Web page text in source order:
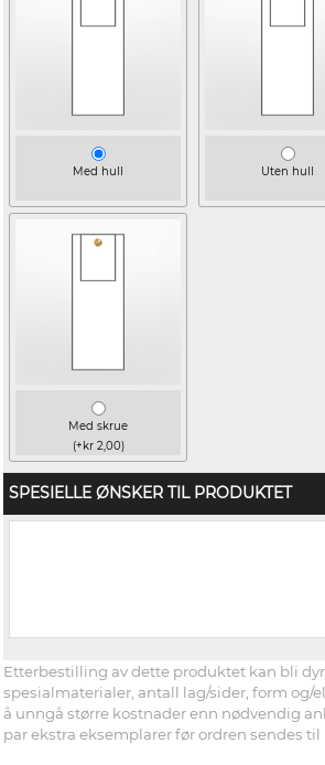
Med hull Uten hull
Med skrue
(+kr 2,00)
SPESIELLE ØNSKER TIL PRODUKTET
Etterbestilling av dette produktet kan bli
spesialmaterialer, antall lag/sider, form og/
å unngå større kostnader enn nødvendig
par ekstra eksemplarer før ordren sendes til